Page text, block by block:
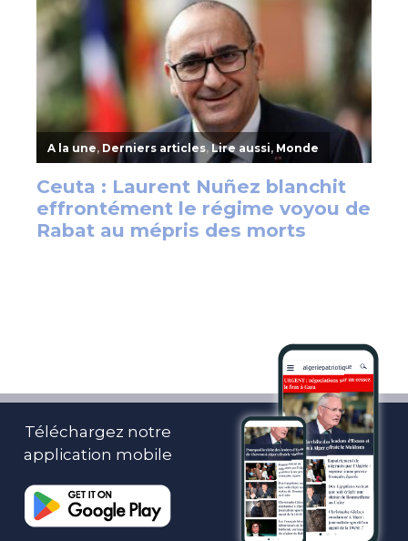
Téléchargez notre
application mobile